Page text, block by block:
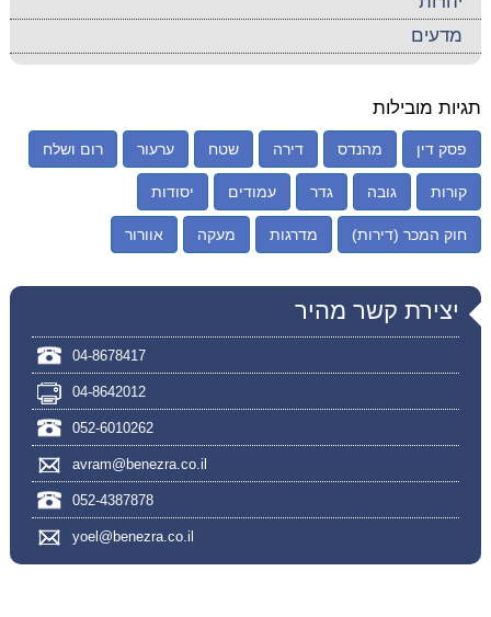
מדעים
תגיות מובילות
פסק דין מהנדס דירה שטח ערעור רום ושלח
קורות גובה גדר עמודים יסודות
חוק המכר (דירות) מדרגות מעקה אוורור
יצירת קשר מהיר
04-8678417
04-8642012
052-6010262
avram@benezra.co.il
052-4387878
yoel@benezra.co.il